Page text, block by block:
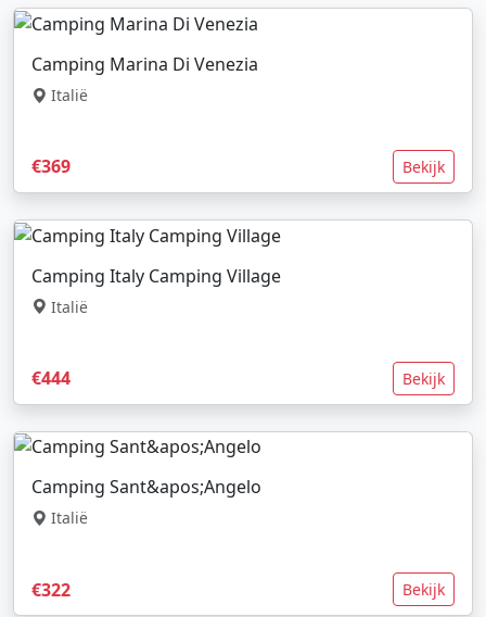
Camping Marina Di Venezia
Italië
€369 Bekijk
Camping Italy Camping Village
Italië
€444 Bekijk
Camping Sant&apos;Angelo
Italië
€322 Bekijk